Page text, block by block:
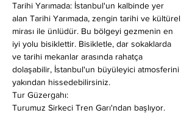
Tarihi Yarımada: İstanbul'un kalbinde yer
alan Tarihi Yarımada, zengin tarihi ve kültürel
mirası ile ünlüdür. Bu bölgeyi gezmenin en
iyi yolu bisiklettir. Bisikletle, dar sokaklarda
ve tarihi mekanlar arasında rahatça
dolaşabilir, İstanbul'un büyüleyici atmosferini
yakından hissedebilirsiniz.
Tur Güzergahı:
Turumuz Sirkeci Tren Garı'ndan başlıyor.